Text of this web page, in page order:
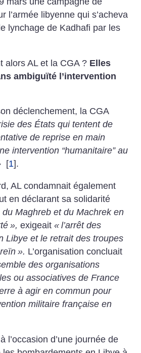
l’armée libyenne qui s’acheva
lynchage de Kadhafi par les
alors AL et la CGA ? Elles
ambiguïté l’intervention
déclenchement, la CGA
des États qui tentent de
de reprise en main
intervention “humanitaire” au
[1].
AL condamnait également
en déclarant sa solidarité
du Maghreb et du Machrek en
»,exigeait« l’arrêt des
Libye et le retrait des troupes
». L’organisation concluait
des organisations
ou associatives de France
à agir en commun pour
militaire française en
l’occasion d’une journée de